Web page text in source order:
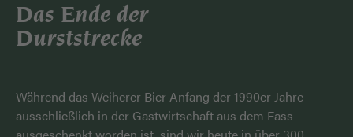
Das Ende der
Durststrecke
Während das Weiherer Bier Anfang der 1990er Jahre
ausschließlich in der Gastwirtschaft aus dem Fass